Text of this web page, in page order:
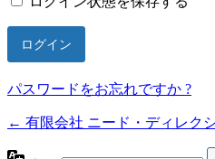
パスワードをお忘れですか ?
← 有限会社 ニード・ディレク